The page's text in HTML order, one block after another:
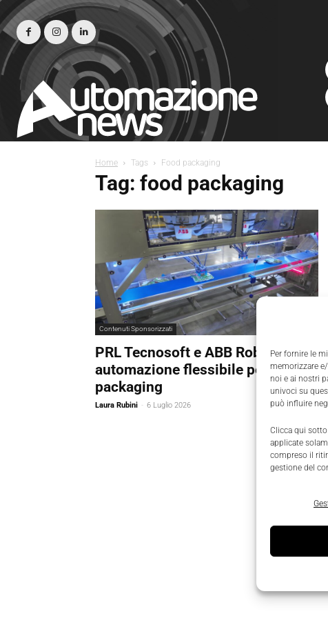
Per fornire le
memorizzare
noi e ai nostri
univoci su
può influire
Clicca qui
applicate
compreso il
gestione del
Home Tags Food packaging
Tag: food packaging
Contenuti Sponsorizzati
PRL Tecnosoft e ABB Robotics:
automazione flessibile per il food
packaging
Laura Rubini - 6 Luglio 2026 0